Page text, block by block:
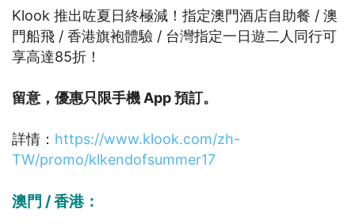
Klook 推出咗夏日終極減！指定澳門酒店自助餐 / 澳
門船飛 / 香港旗袍體驗 / 台灣指定一日遊二人同行可
享高達85折！
留意，優惠只限手機 App 預訂。
詳情： https://www.klook.com/zh-
TW/promo/klkendofsummer17
澳門 / 香港：